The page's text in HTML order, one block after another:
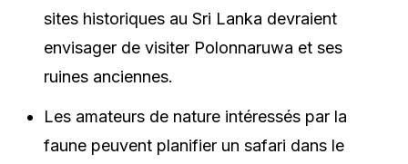
sites historiques au Sri Lanka devraient
envisager de visiter Polonnaruwa et ses
ruines anciennes.
Les amateurs de nature intéressés par la
faune peuvent planifier un safari dans le